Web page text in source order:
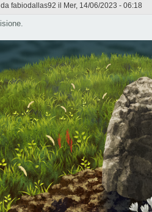
fabiodallas92 il Mer, 14/06/2023 - 06:18